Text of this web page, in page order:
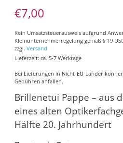
€7,00
Kein Umsatzsteuerausweis aufgrund
Kleinunternehmerregelung gemäß § 19
zzgl. Versand
Lieferzeit: ca. 5-7 Werktage
Bei Lieferungen in Nicht-EU-Länder
Gebühren anfallen.
Brillenetui Pappe – aus
eines alten
Hälfte 20. Jahrhundert